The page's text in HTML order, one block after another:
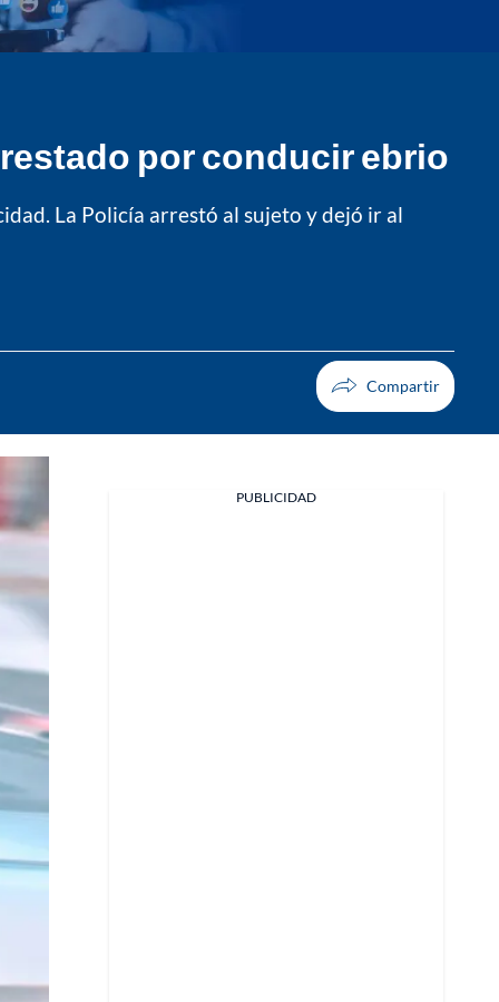
por conducir ebrio
La Policía arrestó al sujeto y dejó ir al
PUBLICIDAD